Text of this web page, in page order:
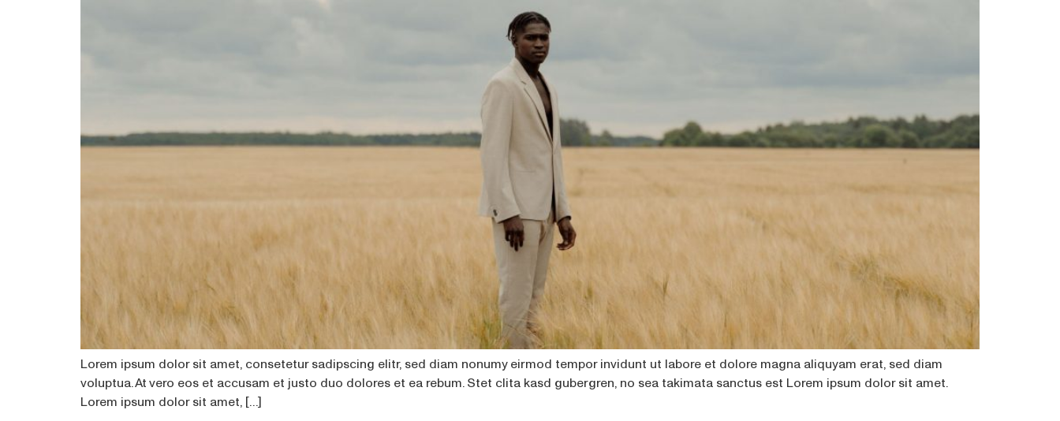
Lorem ipsum dolor sit amet, consetetur sadipscing elitr, sed diam nonumy eirmod tempor invidunt ut labore et dolore magna aliquyam erat, sed diam
voluptua. At vero eos et accusam et justo duo dolores et ea rebum. Stet clita kasd gubergren, no sea takimata sanctus est Lorem ipsum dolor sit amet.
Lorem ipsum dolor sit amet, […]